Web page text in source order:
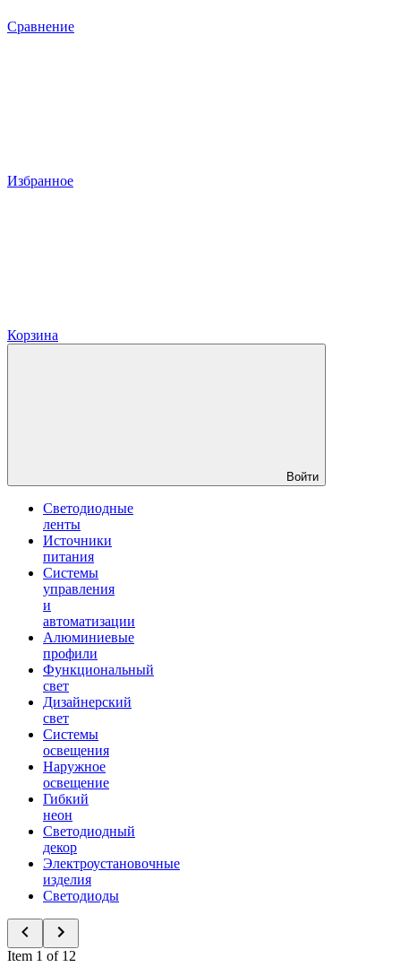
Сравнение
Избранное
Корзина
Войти
Светодиодные
ленты
Источники
питания
Системы
управления
и
автоматизации
Алюминиевые
профили
Функциональный
свет
Дизайнерский
свет
Системы
освещения
Наружное
освещение
Гибкий
неон
Светодиодный
декор
Электроустановочные
изделия
Светодиоды
Item 1 of 12